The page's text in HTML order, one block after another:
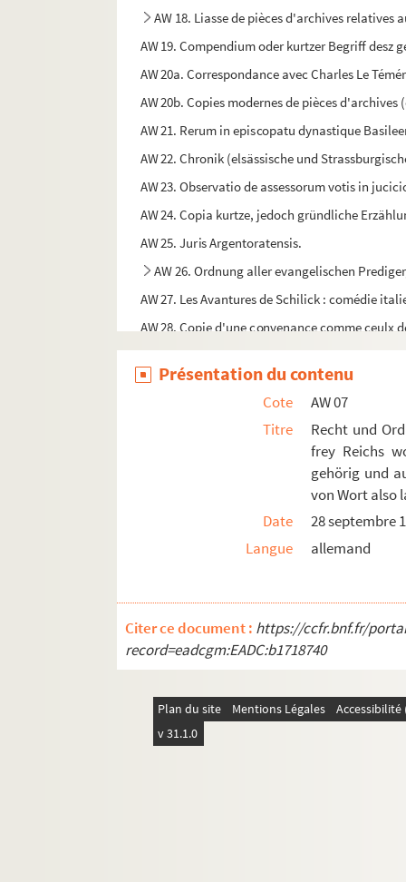
AW 18. Liasse de pièces d'archives relatives
AW 19. Compendium oder kurtzer Begriff
AW 20a. Correspondance avec Charles Le
AW 20b. Copies modernes de pièces
AW 21. Rerum in episcopatu dynastique
AW 22. Chronik (elsässische und
AW 23. Observatio de assessorum votis in
AW 24. Copia kurtze, jedoch gründliche
AW 25. Juris Argentoratensis.
AW 26. Ordnung aller evangelischen
AW 27. Les Avantures de Schilick : comédie
AW 28. Copie d'une convenance comme ceulx
AW 29. Extract ou relation des grâces,
AW 30. Burg Underthonen Ordnung dem 10
AW 31. Mémoire sur les fortifications et la
AW 32. Notice sur des chateaux, villes et
AW 34. Livre de recettes, de cuisine et autre
AW 35. Extrait de mon journal depuis mon
AW 36. Mémoires de François le dernier des
AW 38. Martin Schongauer : notices en
AW 39. Cayer des differents costumes, tant du
AW 40. Suite de 9 chartes
AW 41. Contrat de vente d'une maison, sise à
AW 42. Donation réciproque entre les époux
AW 43. Lettres patentes qui maintiennent le
Présentation du contenu
Cote
AW 07
Titre
Recht und
frey Reichs
gehörig und
von Wort also
Date
28 septembre
Langue
allemand
Citer ce document : https://ccfr.bnf.fr/
record=eadcgm:EADC:b1718740
Plan du site Mentions Légales
v 31.1.0